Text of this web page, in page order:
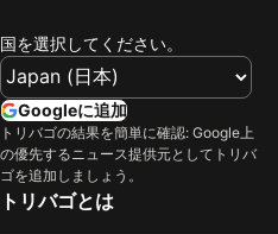
国を選択してください。
Googleに追加
トリバゴの結果を簡単に確認: Google上
の優先するニュース提供元としてトリバ
ゴを追加しましょう。
トリバゴとは